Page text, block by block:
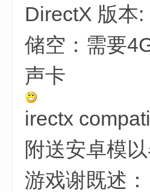
DirectX 版本:
储空：需要
声卡
irectx
附送安卓模
游戏谢既述：